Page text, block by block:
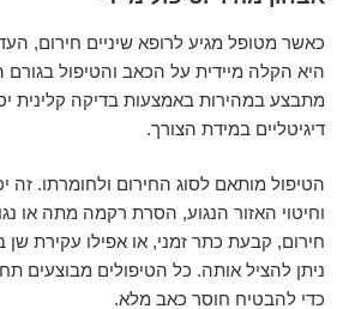
כאשר מטופל מגיע לרופא שיניים חירום,
היא הקלה מיידית על הכאב והטיפול בגורם
מתבצע במהירות באמצעות בדיקה קלינית
דיגיטליים במידת הצורך.
הטיפול מותאם לסוג החירום ולחומרתו. זה
וחיטוי האזור הנגוע, הסרת רקמה מתה או
חירום, קבעת כתר זמני, או אפילו עקירת
ניתן להציל אותה. כל הטיפולים מבוצעים
כדי להבטיח חוסר כאב מלא.